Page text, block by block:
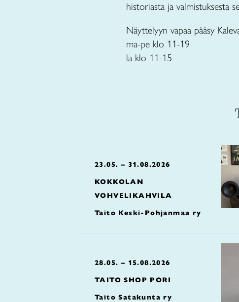
historiasta ja valmistuksesta
Näyttelyyn vapaa pääsy
ma-pe klo 11-19
la klo 11-15
23.05. – 31.08.2026
KOKKOLAN
VOHVELIKAHVILA
Taito Keski-Pohjanmaa ry
28.05. – 15.08.2026
TAITO SHOP PORI
Taito Satakunta ry